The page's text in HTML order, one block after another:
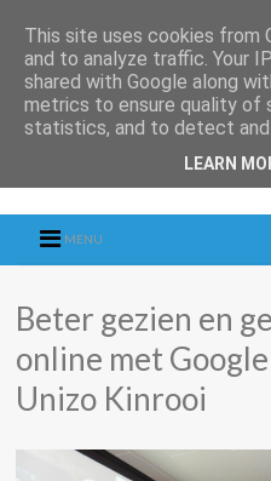
MENU
Beter gezien en
online met
Unizo Kinrooi
This site uses cookies from
and to analyze traffic. Your
shared with Google along
metrics to ensure quality of
statistics, and to detect and
LEARN